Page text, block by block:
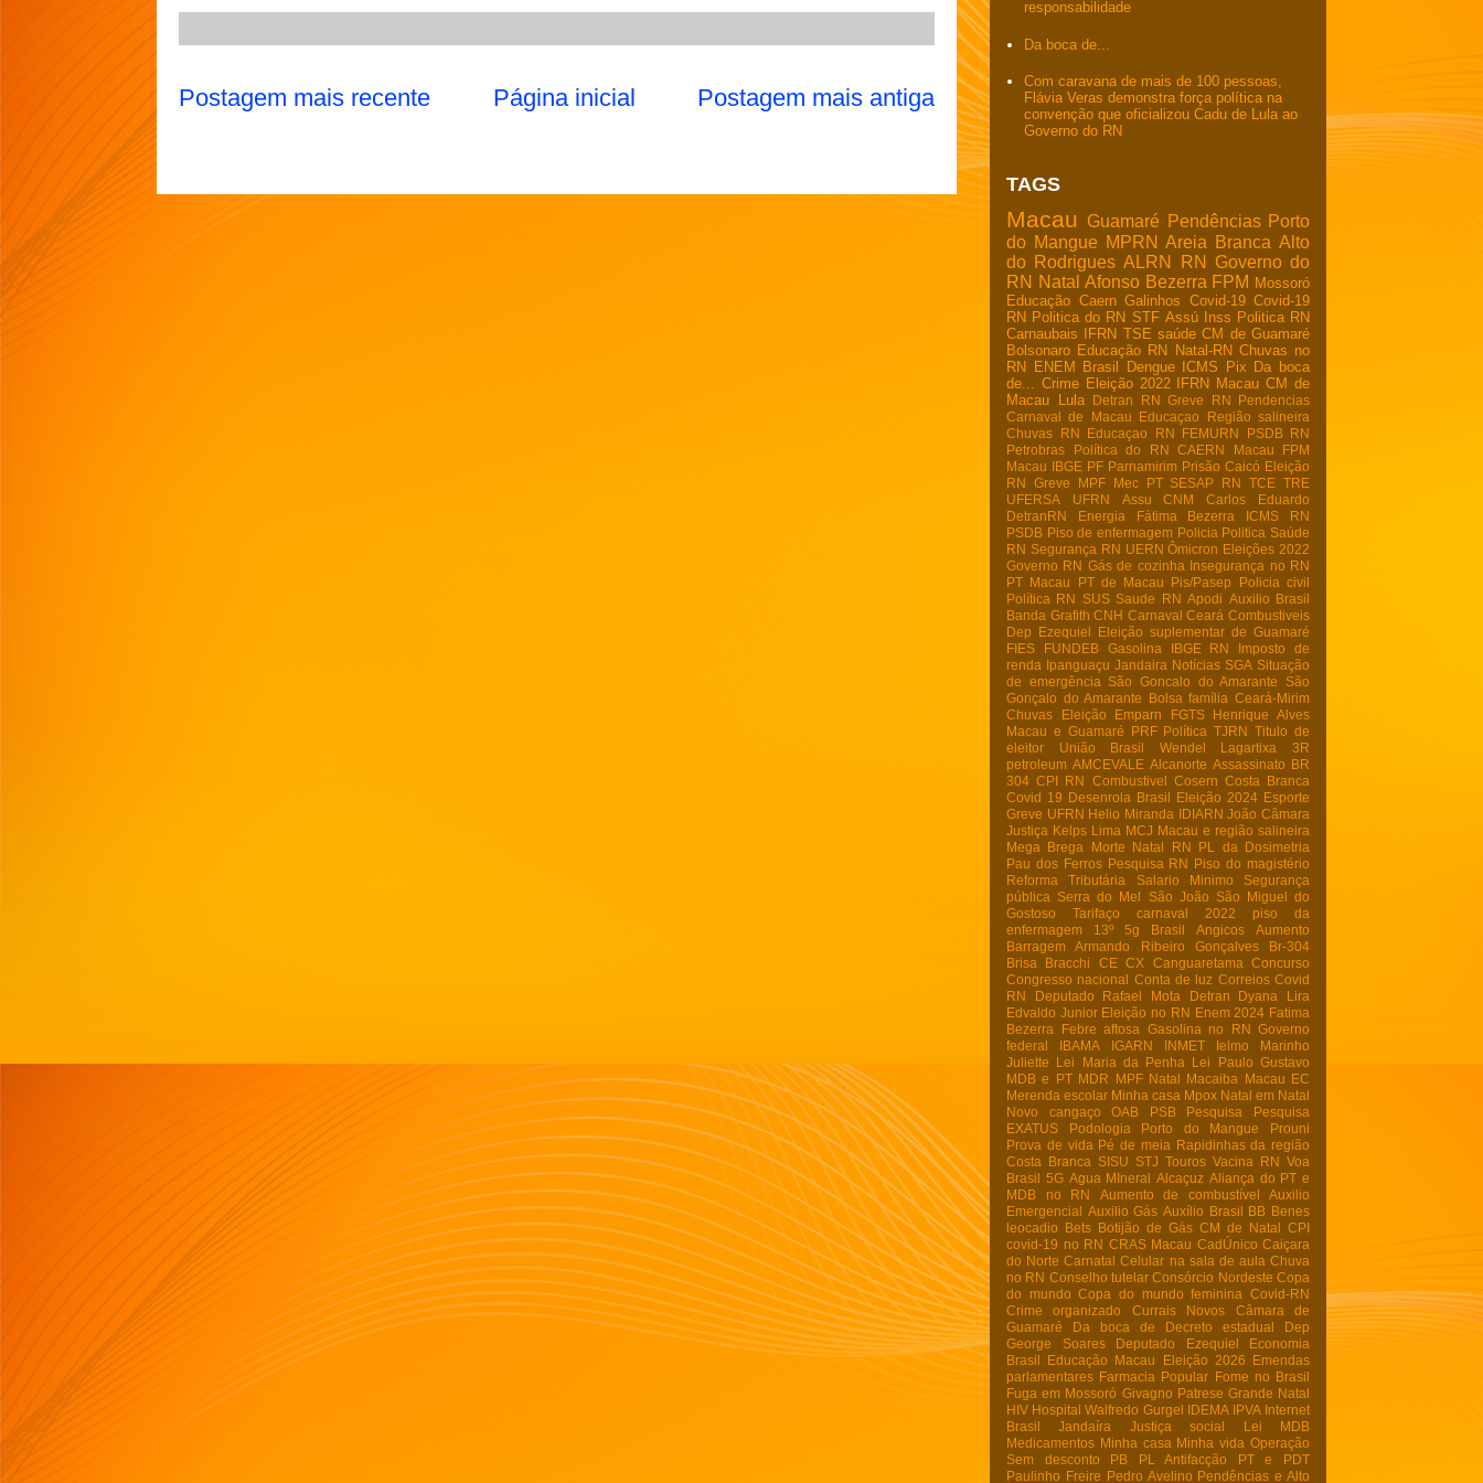
Postagem mais recente Postagem mais antiga
Página inicial
responsabilidade
Da boca de...
Com caravana de mais de 100 pessoas,
Flávia Veras demonstra força política na
convenção que oficializou Cadu de Lula ao
Governo do RN
TAGS
Macau Guamaré Pendências Porto
do Mangue MPRN Areia Branca Alto
do Rodrigues ALRN RN
Governo do
RN Natal Afonso Bezerra FPM Mossoró
Educação Caern Galinhos Covid-19 Covid-19
RN Politica do RN STF Assú Inss Politica RN
Carnaubais
IFRN TSE saúde CM de Guamaré
Bolsonaro Educação RN Natal-RN Chuvas no
RN
ENEM Brasil Dengue ICMS Pix Da boca
de...
Crime Eleição 2022 IFRN Macau CM de
Macau
Lula Detran RN Greve RN
Pendencias
Carnaval de Macau
Educaçao
Região salineira
Chuvas RN
Educaçao RN FEMURN
PSDB RN
Petrobras
Política do RN CAERN Macau
FPM
Macau IBGE PF Parnamirim Prisão Caicó Eleição
RN
Greve MPF Mec PT SESAP RN TCE TRE
UFERSA
UFRN Assu CNM
Carlos Eduardo
DetranRN
Energia Fátima Bezerra
ICMS RN
PSDB Piso de enfermagem Policia Politica Saúde
RN Segurança RN UERN Ômicron Eleições 2022
Governo RN Gás de cozinha Insegurança no RN
PT Macau
PT de Macau Pis/Pasep
Policia civil
Política RN
SUS Saude RN Apodi Auxilio Brasil
Banda Grafith CNH Carnaval Ceará Combustiveis
Dep Ezequiel
Eleição suplementar de Guamaré
FIES
FUNDEB Gasolina IBGE RN
Imposto de
renda Ipanguaçu Jandaira Notícias SGA Situação
de emergência
São Goncalo do Amarante
São
Gonçalo do Amarante
Bolsa família Ceará-Mirim
Chuvas
Eleição Emparn FGTS
Henrique Alves
Macau e Guamaré
PRF Política TJRN Titulo de
eleitor
União Brasil Wendel Lagartixa
3R
petroleum AMCEVALE Alcanorte Assassinato BR
304 CPI RN Combustivel Cosern Costa Branca
Covid 19 Desenrola Brasil Eleição 2024 Esporte
Greve UFRN Helio Miranda IDIARN João Câmara
Justiça Kelps Lima MCJ Macau e região salineira
Mega Brega
Morte Natal RN
PL da Dosimetria
Pau dos Ferros Pesquisa RN Piso do magistério
Reforma Tributária
Salario Minimo
Segurança
pública
Serra do Mel São João
São Miguel do
Gostoso
Tarifaço carnaval 2022
piso da
enfermagem
13º 5g Brasil Angicos
Aumento
Barragem Armando Ribeiro Gonçalves
Br-304
Brisa Bracchi
CE CX Canguaretama
Concurso
Congresso nacional Conta de luz Correios Covid
RN
Deputado Rafael Mota Detran
Dyana Lira
Edvaldo Junior Eleição no RN Enem 2024 Fatima
Bezerra
Febre aftosa Gasolina no RN Governo
federal
IBAMA IGARN INMET
Ielmo Marinho
Juliette
Lei Maria da Penha
Lei Paulo Gustavo
MDB e PT MDR MPF Natal Macaiba
Macau EC
Merenda escolar Minha casa Mpox Natal em Natal
Novo cangaço
OAB PSB Pesquisa
Pesquisa
EXATUS
Podologia Porto do Mangue
Prouni
Prova de vida Pé de meia Rapidinhas da região
Costa Branca
SISU STJ Touros Vacina RN Voa
Brasil 5G Agua MIneral Alcaçuz Aliança do PT e
MDB no RN
Aumento de combustível
Auxilio
Emergencial Auxilio Gás Auxílio Brasil BB Benes
leocadio
Bets Botijão de Gás CM de Natal CPI
covid-19 no RN CRAS Macau CadÚnico Caiçara
do Norte Carnatal Celular na sala de aula Chuva
no RN Conselho tutelar Consórcio Nordeste Copa
do mundo Copa do mundo feminina
Covid-RN
Crime organizado
Currais Novos
Câmara de
Guamaré
Da boca de Decreto estadual
Dep
George Soares
Deputado Ezequiel
Economia
Brasil
Educação Macau Eleição 2026
Emendas
parlamentares Farmacia Popular Fome no Brasil
Fuga em Mossoró Givagno Patrese Grande Natal
HIV Hospital Walfredo Gurgel IDEMA IPVA Internet
Brasil
Jandaíra Justiça social Lei
MDB
Medicamentos Minha casa Minha vida Operação
Sem desconto
PB PL Antifacção
PT e PDT
Paulinho Freire Pedro Avelino Pendências e Alto